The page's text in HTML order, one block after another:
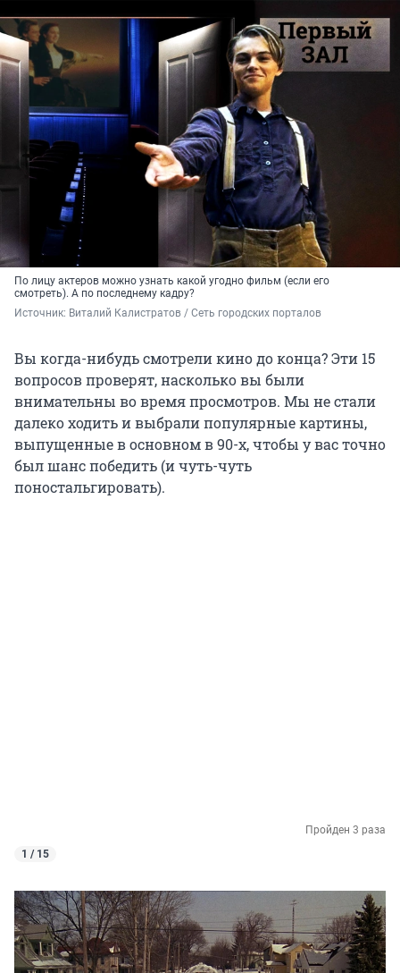
По лицу актеров можно узнать какой угодно фильм (если его
смотреть). А по последнему кадру?
Источник: Виталий Калистратов / Сеть городских порталов
Вы когда-нибудь смотрели кино до конца? Эти 15
вопросов проверят, насколько вы были
внимательны во время просмотров. Мы не стали
далеко ходить и выбрали популярные картины,
выпущенные в основном в 90-х, чтобы у вас точно
был шанс победить (и чуть-чуть
поностальгировать).
Пройден 3 раза
1 / 15